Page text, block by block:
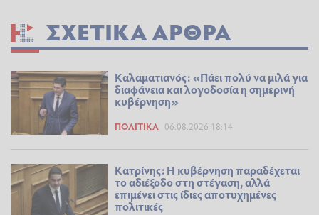
ΣΧΕΤΙΚΆ ΆΡΘΡΑ
Καλαματιανός: «Πάει πολύ να μιλά για
διαφάνεια και λογοδοσία η σημερινή
κυβέρνηση»
ΠΟΛΙΤΙΚΆ 06.08.2026 18:14
Κατρίνης: Η κυβέρνηση παραδέχεται
το αδιέξοδο στη στέγαση, αλλά
επιμένει στις ίδιες αποτυχημένες
πολιτικές